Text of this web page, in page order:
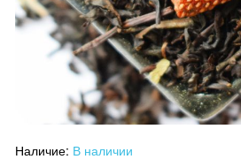
кНаличие: В наличии